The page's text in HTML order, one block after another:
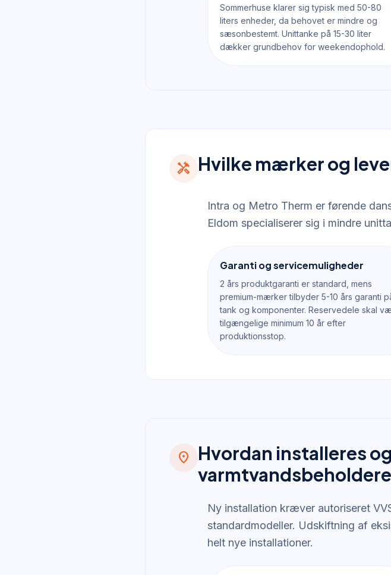
Sommerhuse klarer sig typisk med 50-80
liters enheder, da behovet er mindre og
sæsonbestemt. Unittanke på 15-30 liter
dækker grundbehov for weekendophold.
handyman Hvilke mærker og
Intra og Metro Therm er førende
Eldom specialiserer sig i mindre
Garanti og servicemuligheder
2 års produktgaranti er standard, mens
premium-mærker tilbyder 5-10 års garanti
tank og komponenter. Reservedele skal
tilgængelige minimum 10 år efter
produktionsstop.
location_on
Hvordan installeres
Ny installation kræver autoriseret
standardmodeller. Udskiftning af
helt nye installationer.